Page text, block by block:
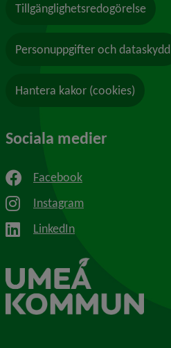
Tillgänglighetsredogörelse
Personuppgifter och dataskydd
Hantera kakor (cookies)
Sociala medier
Facebook
Instagram
LinkedIn